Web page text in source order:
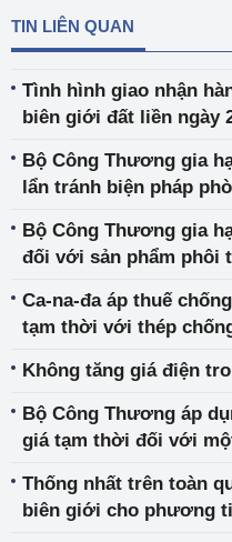
TIN LIÊN QUAN
Tình hình giao nhận
biên giới đất liền ngày
Bộ Công Thương gia
lẩn tránh biện pháp
Bộ Công Thương gia
đối với sản phẩm phôi
Ca-na-đa áp thuế
tạm thời với thép
Việt Nam
Không tăng giá điện
Bộ Công Thương áp
giá tạm thời đối với
Thống nhất trên toàn
biên giới cho phương